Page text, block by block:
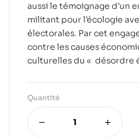
aussi le témoignage d’un
militant pour l’écologie
électorales. Par cet
contre les causes
culturelles du « désordre
Quantité